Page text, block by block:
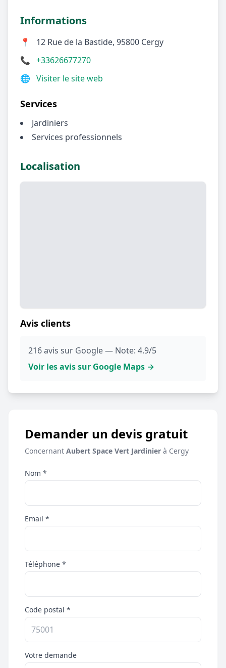
Informations
📍
12 Rue de la Bastide, 95800 Cergy
📞 +33626677270
🌐 Visiter le site web
Services
Jardiniers
Services professionnels
Localisation
Avis clients
216 avis sur Google — Note: 4.9/5
Voir les avis sur Google Maps →
Demander un devis gratuit
Concernant Aubert Space Vert Jardinier à Cergy
Nom *
Email *
Téléphone *
Code postal *
Votre demande